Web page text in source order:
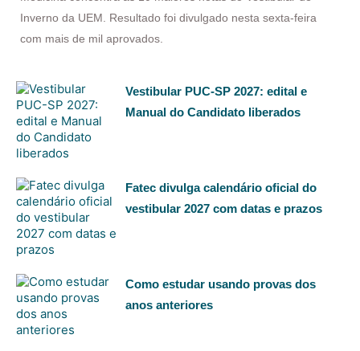
Inverno da UEM. Resultado foi divulgado nesta sexta-feira
com mais de mil aprovados.
Vestibular PUC-SP 2027: edital e
Manual do Candidato liberados
Fatec divulga calendário oficial do
vestibular 2027 com datas e prazos
Como estudar usando provas dos
anos anteriores